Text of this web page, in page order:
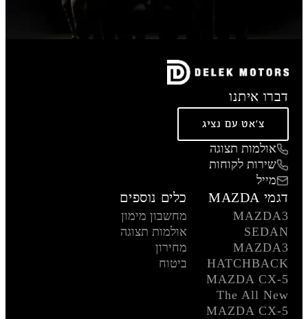
דברו איתנו
צ'אט עם נציג
אולמות תצוגה
שירות לקוחות
מייל
דגמי MAZDA
MAZDA3
SEDAN
MAZDA3
HATCHBACK
MAZDA CX-5
The All New
MAZDA CX-5
כלים נוספים
מחשבון מימון
אולמות תצוגה
מחירון
ביטוח